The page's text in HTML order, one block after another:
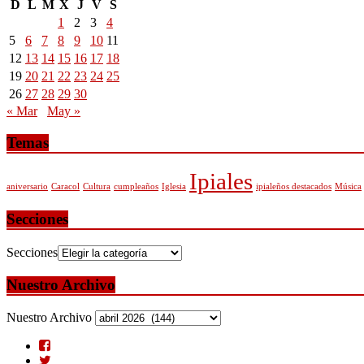
D L M X J V S
1
2 3
4
5
6 7 8 9 10 11
12 13 14 15 16 17 18
19 20 21 22 23 24 25
26 27 28 29 30
« Mar
May »
Temas
aniversario Caracol Cultura cumpleaños Iglesia Ipiales ipialeños destacados Música
Secciones
Secciones
Nuestro Archivo
Nuestro Archivo